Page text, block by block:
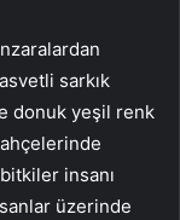
sarkık
donuk yeşil renk
insanı
üzerinde